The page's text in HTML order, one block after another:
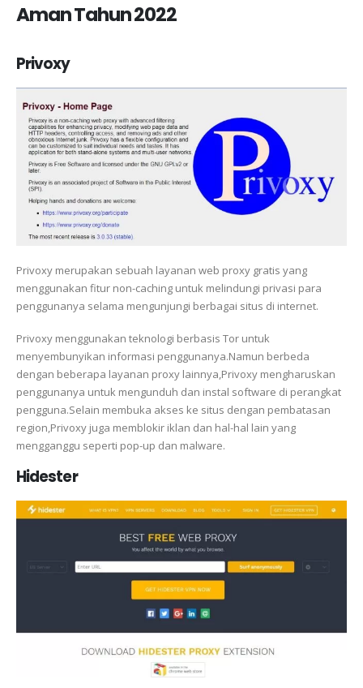
Aman Tahun 2022
Privoxy
Privoxy merupakan sebuah layanan web proxy gratis yang
menggunakan fitur non-caching untuk melindungi privasi para
penggunanya selama mengunjungi berbagai situs di internet.
Privoxy menggunakan teknologi berbasis Tor untuk
menyembunyikan informasi penggunanya.Namun berbeda
dengan beberapa layanan proxy lainnya,Privoxy mengharuskan
penggunanya untuk mengunduh dan instal software di perangkat
pengguna.Selain membuka akses ke situs dengan pembatasan
region,Privoxy juga memblokir iklan dan hal-hal lain yang
mengganggu seperti pop-up dan malware.
Hidester